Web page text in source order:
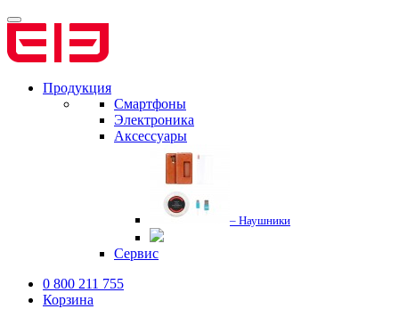
Продукция
Смартфоны
Электроника
Аксессуары
– Наушники
Сервис
0 800 211 755
Корзина